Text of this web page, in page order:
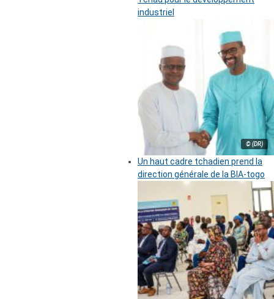
industriel
© (DR)
Un haut cadre tchadien prend la
direction générale de la BIA-togo